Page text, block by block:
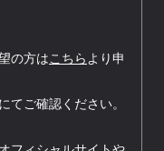
の方はこちらより申
にてご確認ください。